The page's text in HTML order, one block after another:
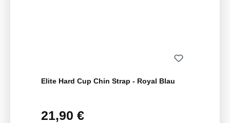
Elite Hard Cup Chin Strap - Royal Blau
Regulärer Preis:
21,90 €